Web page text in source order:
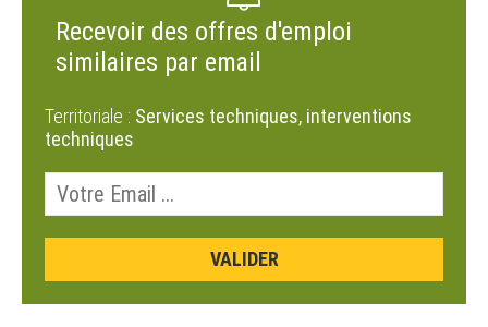
Recevoir des offres d'emploi
similaires par email
Territoriale : Services techniques, interventions
techniques